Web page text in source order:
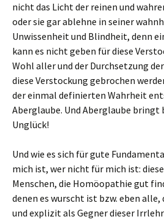
nicht das Licht der reinen und
oder sie gar ablehne in seiner
Unwissenheit und Blindheit, denn
kann es nicht geben für diese
Wohl aller und der Durchsetzung
diese Verstockung gebrochen
der einmal definierten Wahrheit
Aberglaube. Und Aberglaube
Unglück!
Und wie es sich für gute
mich ist, wer nicht für mich ist:
Menschen, die Homöopathie gut
denen es wurscht ist bzw. eben
und explizit als Gegner dieser